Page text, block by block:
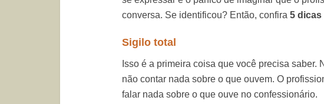
conversa. Se identificou? Então, confira 5 dicas
Sigilo total
Isso é a primeira coisa que você precisa saber.
não contar nada sobre o que ouvem. O
falar nada sobre o que ouve no confessionário.